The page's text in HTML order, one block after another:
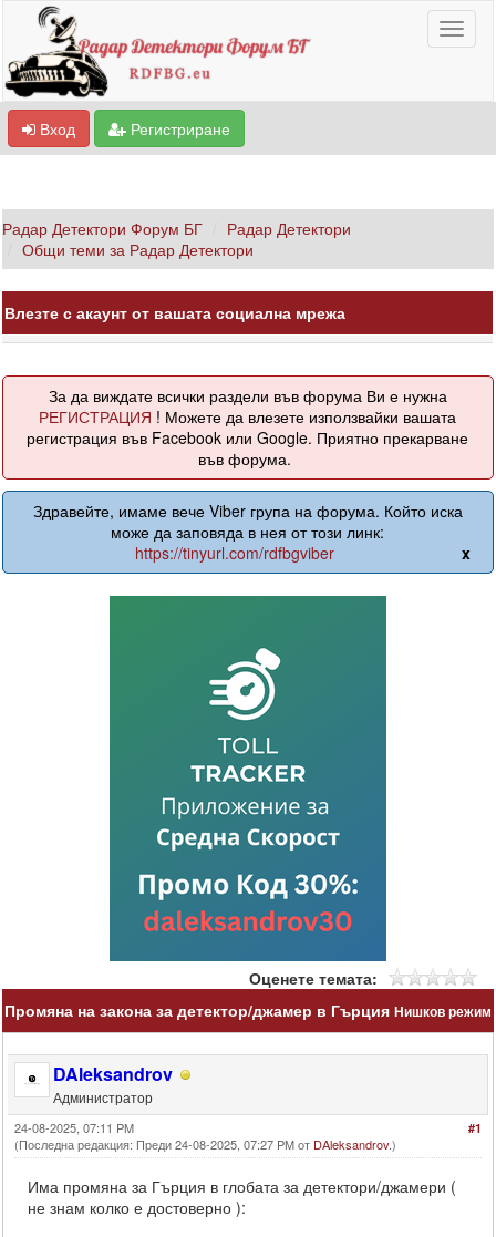
Вход Регистриране
Радар Детектори Форум БГ
Радар Детектори
Общи теми за Радар Детектори
Влезте с акаунт от вашата социална мрежа
За да виждате всички раздели във форума Ви е нужна
РЕГИСТРАЦИЯ ! Можете да влезете използвайки вашата
регистрация във Facebook или Google. Приятно прекарване
във форума.
Здравейте, имаме вече Viber група на форума. Който иска
може да заповяда в нея от този линк:
https://tinyurl.com/rdfbgviber
x
Оценете темата:
Нишков режим
Промяна на закона за детектор/джамер в Гърция
DAleksandrov
Администратор
#1
24-08-2025, 07:11 PM
(Последна редакция: Преди 24-08-2025, 07:27 PM от DAleksandrov.)
Има промяна за Гърция в глобата за детектори/джамери (
не знам колко е достоверно ):